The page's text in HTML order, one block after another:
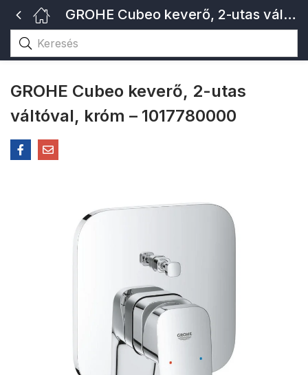
GROHE Cubeo keverő, 2-utas váltóval, króm – 1017780000
GROHE Cubeo keverő, 2-utas
váltóval, króm – 1017780000